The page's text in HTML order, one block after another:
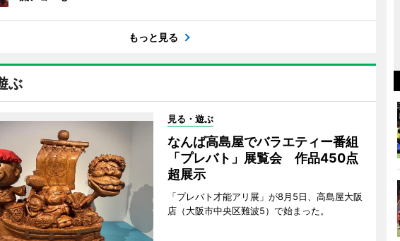
もっと見る
ぶ
見る・遊ぶ
なんば高島屋でバラエティー番組
「プレバト」展覧会 作品450点
超展示
「プレバト才能アリ展」が8月5日、高島屋大阪
店（大阪市中央区難波5）で始まった。